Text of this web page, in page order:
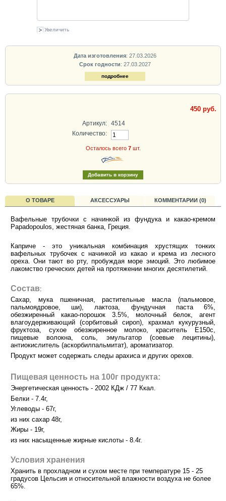
Увеличить
Дата изготовления: 27.03.2026
Срок годности: 27.03.2027
подробнее
450 руб.
Артикул: 4514
Количество:
Осталось всего 7шт.
О ТОВАРЕ АКСЕССУАРЫ КОММЕНТАРИИ (0)
Вафельные трубочки с начинкой из фундука и какао-кремом
Papadopoulos, жестяная банка, Греция.
Каприче - это уникальная комбинация хрустящих тонких
вафельных трубочек с начинкой из какао и крема из лесного
ореха. Они тают во рту, пробуждая море эмоций. Это любимое
лакомство греческих детей на протяжении многих десятилетий.
Состав:
Сахар, мука пшеничная, растительные масла (пальмовое,
пальмоядровое, ши), лактоза, фундучная паста 6%,
обезжиренный какао-порошок 3.5%, молочный белок, агент
влагоудерживающий (сорбитовый сироп), крахмал кукурузный,
фруктоза, сухое обезжиренное молоко, краситель Е150с,
пищевые волокна, соль, эмульгатор (соевые лецитины),
антиокислитель (аскорбилпальмитат), ароматизатор.
Продукт может содержать следы арахиса и других орехов.
Пищевая ценность на 100г продукта:
Энергетическая ценность - 2002 КДж / 77 Ккал.
Белки - 7.4г,
Углеводы - 67г,
из них сахар 48г,
Жиры - 19г,
из них насыщенные жирные кислоты - 8.4г.
Условия хранения
Хранить в прохладном и сухом месте при температуре 15 - 25
градусов Цельсия и относительной влажности воздуха не более
65%.